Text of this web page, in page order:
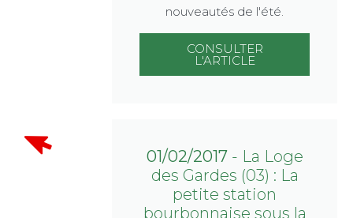
nouveautés de l'été.
CONSULTER
L'ARTICLE
01/02/2017- La Loge
des Gardes (03) : La
petite station
bourbonnaise sous la